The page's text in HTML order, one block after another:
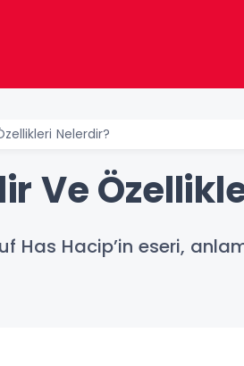
Nelerdir?
Ve
Has Hacip’in eseri,